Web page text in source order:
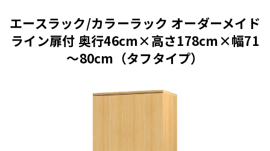
エースラック/カラーラック オーダーメイド
ライン扉付 奥行46cm×高さ178cm×幅71
～80cm（タフタイプ）